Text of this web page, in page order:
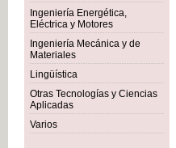
Ingeniería Energética,
Eléctrica y Motores
Ingeniería Mecánica y de
Materiales
Lingüística
Otras Tecnologías y Ciencias
Aplicadas
Varios